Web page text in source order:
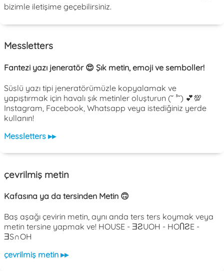
bizimle iletişime geçebilirsiniz.
Messletters
Fantezi yazı jeneratör 😍 Şık metin, emoji ve semboller!
Süslü yazı tipi jeneratörümüzle kopyalamak ve
yapıştırmak için havalı şık metinler oluşturun (˘ ³˘) 💕💯
Instagram, Facebook, Whatsapp veya istediğiniz yerde
kullanın!
Messletters ▸▸
çevrilmiş metin
Kafasına ya da tersinden Metin 🙃
Baş aşağı çevirin metin, aynı anda ters ters koymak veya
metin tersine yapmak ve! HOUSE - ƎƧUOH - HOႶƧE -
ƎS∩OH
çevrilmiş metin ▸▸